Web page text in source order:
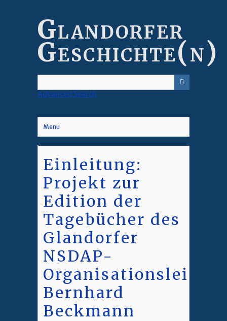
Glandorfer
Geschichte(n)
Advanced Search
Menu
Einleitung:
Projekt zur
Edition der
Tagebücher des
Glandorfer
NSDAP-
Organisationsleiters
Bernhard
Beckmann